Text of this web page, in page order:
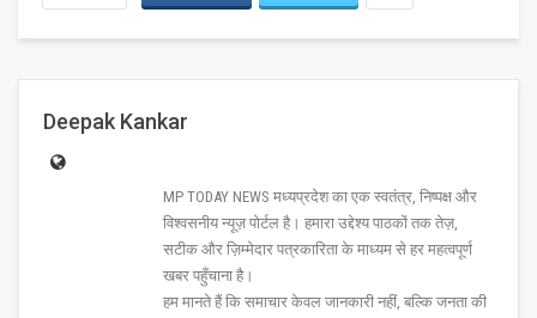
Deepak Kankar
MP TODAY NEWS मध्यप्रदेश का एक स्वतंत्र, निष्पक्ष और
विश्वसनीय न्यूज़ पोर्टल है। हमारा उद्देश्य पाठकों तक तेज़,
सटीक और ज़िम्मेदार पत्रकारिता के माध्यम से हर महत्वपूर्ण
खबर पहुँचाना है।
हम मानते हैं कि समाचार केवल जानकारी नहीं, बल्कि जनता की